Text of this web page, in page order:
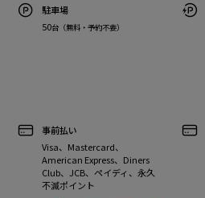
駐車場
50台（無料・予約不要）
事前払い
Visa、Mastercard、
American Express、Diners
Club、JCB、ペイディ、永久
不滅ポイント